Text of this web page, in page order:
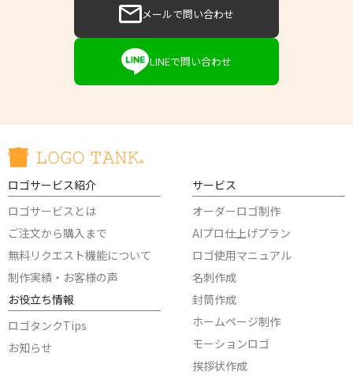
メールで問い合わせ
LINEで問い合わせ
ロゴサービス紹介
ロゴサービスとは
ご注文から購入まで
無料リクエスト機能について
制作実績・お客様の声
お役立ち情報
ロゴタンクTips
お知らせ
サービス
オーダーロゴ制作
AIプロ仕上げプラン
ロゴ使用マニュアル
名刺作成
封筒作成
ホームページ制作
モーションロゴ
挨拶状作成